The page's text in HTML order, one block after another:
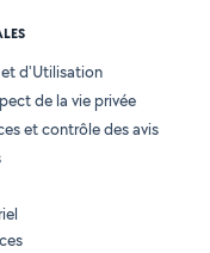
d'Utilisation
de la vie privée
et contrôle des avis